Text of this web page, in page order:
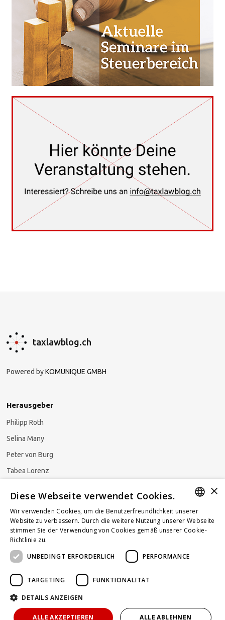
taxlawblog.ch
Powered byKOMUNIQUE GMBH
Herausgeber
Philipp Roth
Selina Many
Peter von Burg
Tabea Lorenz
Newsletter abonnieren
Powered by KOMUNIQUE
hello@taxlawblog.ch
GERMAN
FRENCH
×
Diese Webseite verwendet Cookies.
Wir verwenden Cookies, um die Benutzerfreundlichkeit unserer
Website zu verbessern. Durch die weitere Nutzung unserer Webseite
stimmen Sie der Verwendung von Cookies gemäß unserer Cookie-
Richtlinie zu.
UNBEDINGT ERFORDERLICH
PERFORMANCE
TARGETING FUNKTIONALITÄT
DETAILS ANZEIGEN
ALLE AKZEPTIEREN ALLE ABLEHNEN